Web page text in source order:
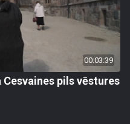
00:03:39
pils vēstures